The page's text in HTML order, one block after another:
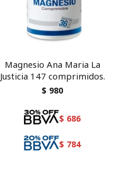
Magnesio Ana Maria La
Justicia 147 comprimidos.
$ 980
$ 686
$ 784